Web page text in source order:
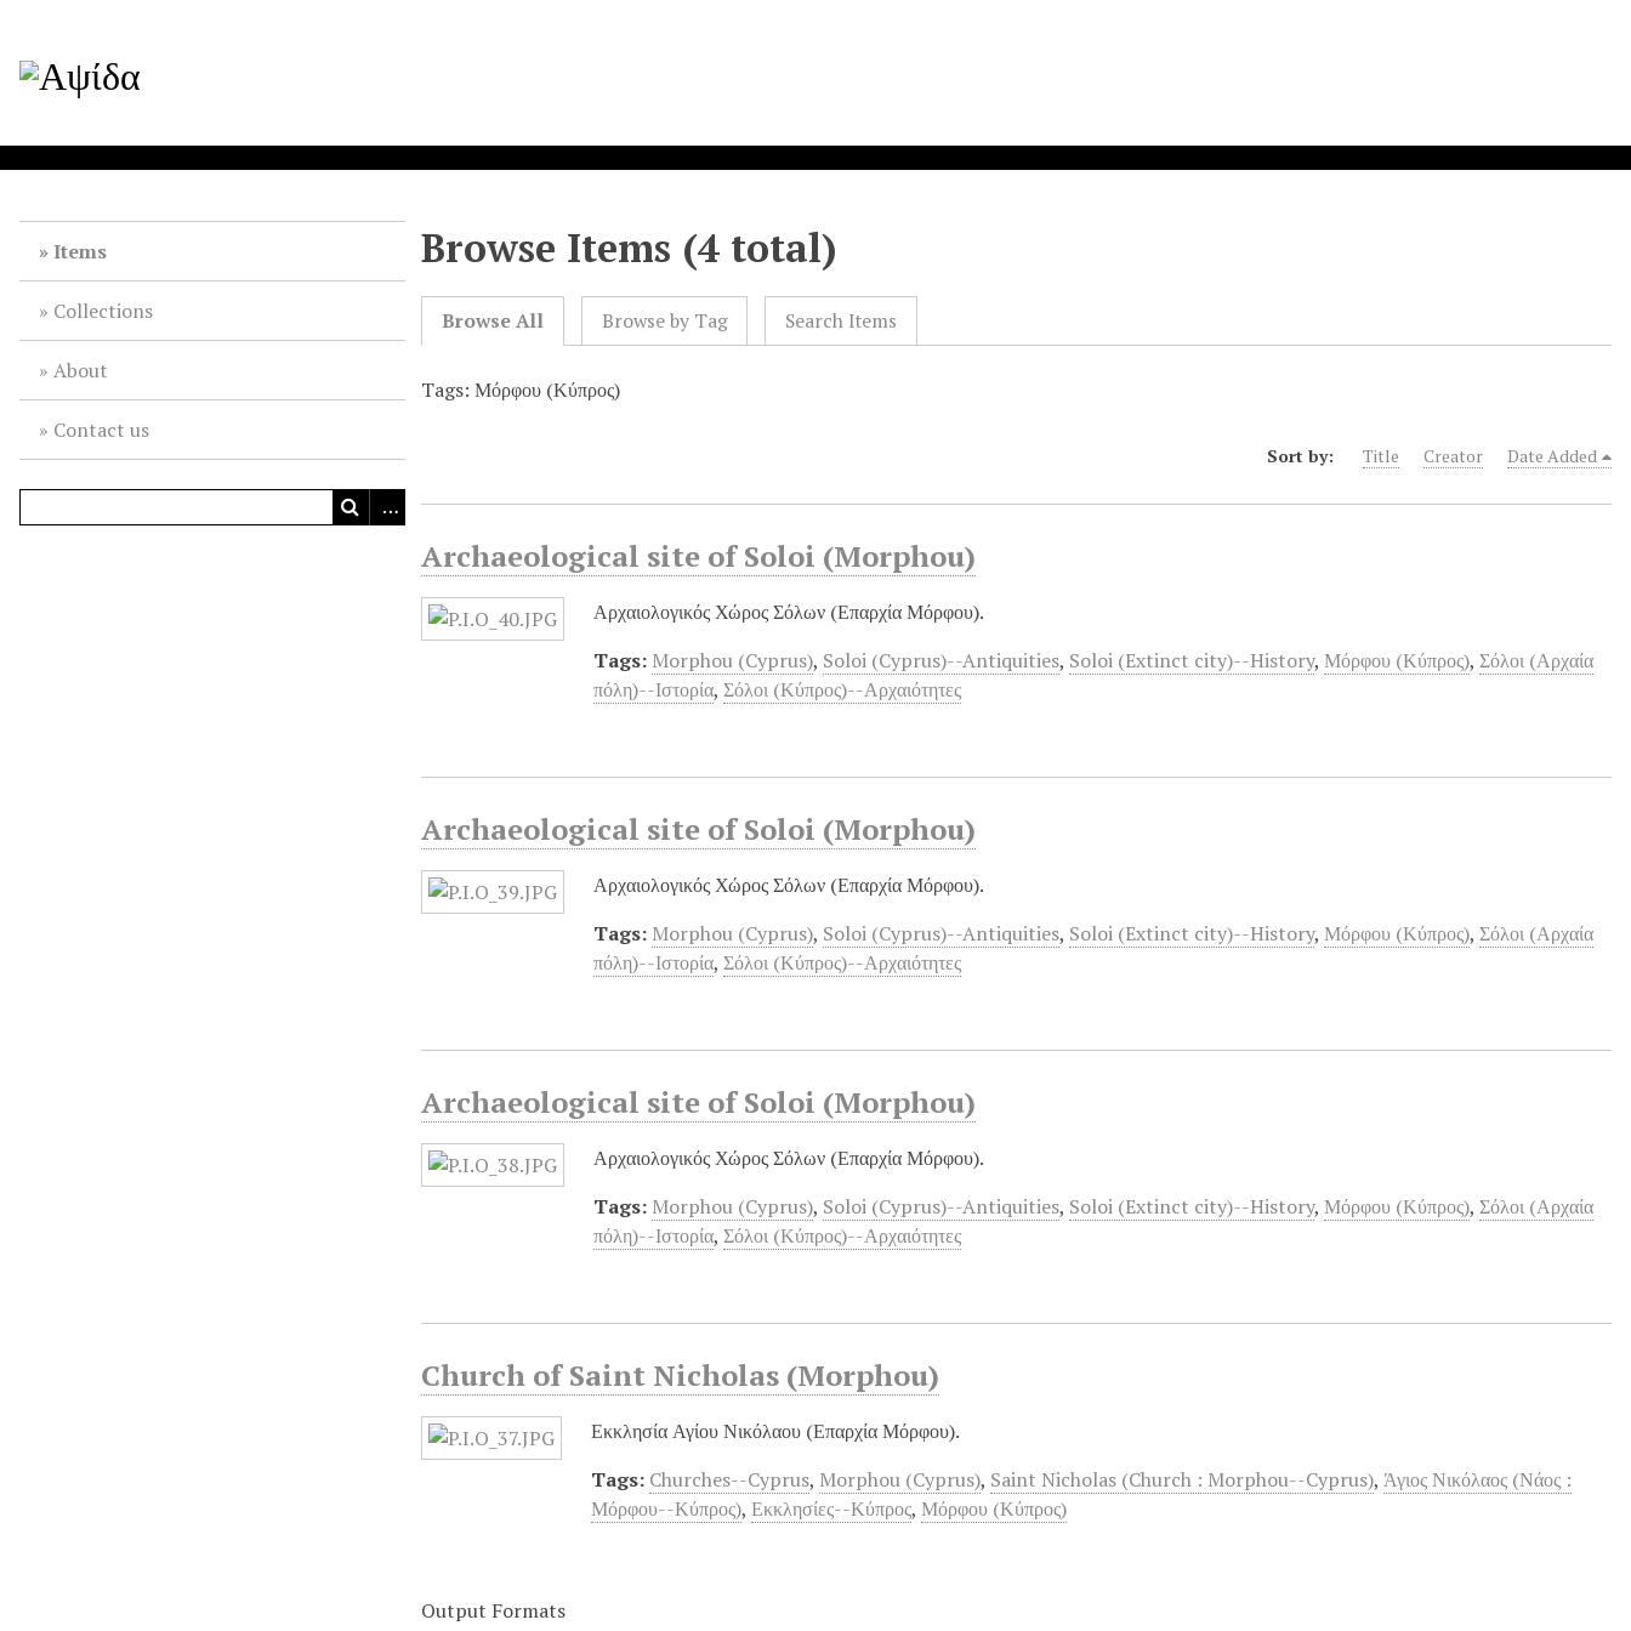
Items
Collections
About
Contact us
Browse Items (4 total)
Browse All Browse by Tag Search Items
Tags: Μόρφου (Κύπρος)
Sort by: Title Creator Date Added
Archaeological site of Soloi (Morphou)
Αρχαιολογικός Χώρος Σόλων (Επαρχία Μόρφου).
Tags: Morphou (Cyprus), Soloi (Cyprus)--Antiquities, Soloi (Extinct city)--History,Μόρφου (Κύπρος),Σόλοι (Αρχαία
πόλη)--Ιστορία,Σόλοι (Κύπρος)--Αρχαιότητες
Archaeological site of Soloi (Morphou)
Αρχαιολογικός Χώρος Σόλων (Επαρχία Μόρφου).
Tags: Morphou (Cyprus), Soloi (Cyprus)--Antiquities, Soloi (Extinct city)--History,Μόρφου (Κύπρος),Σόλοι (Αρχαία
πόλη)--Ιστορία,Σόλοι (Κύπρος)--Αρχαιότητες
Archaeological site of Soloi (Morphou)
Αρχαιολογικός Χώρος Σόλων (Επαρχία Μόρφου).
Tags: Morphou (Cyprus), Soloi (Cyprus)--Antiquities, Soloi (Extinct city)--History,Μόρφου (Κύπρος),Σόλοι (Αρχαία
πόλη)--Ιστορία,Σόλοι (Κύπρος)--Αρχαιότητες
Church of Saint Nicholas (Morphou)
Εκκλησία Αγίου Νικόλαου (Επαρχία Μόρφου).
Tags: Churches--Cyprus, Morphou (Cyprus), Saint Nicholas (Church : Morphou--Cyprus),Άγιος Νικόλαος (Νάος :
Μόρφου--Κύπρος),Εκκλησίες--Κύπρος,Μόρφου (Κύπρος)
Output Formats